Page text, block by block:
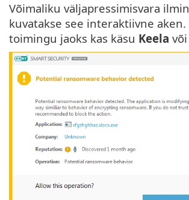
Võimaliku väljapressimisvara
kuvatakse see interaktiivne aken.
toimingu jaoks kas käsu Keela või